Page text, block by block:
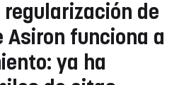
regularización de
Asiron funciona a
ya ha